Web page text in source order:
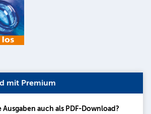
mit Premium
auch als PDF-Download?